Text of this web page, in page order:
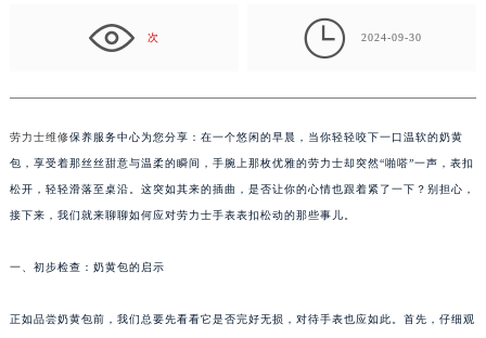
次  2024-09-30
劳力士维修保养服务中心为您分享：在一个悠闲的早晨，当你轻轻咬下一口温软的奶黄
包，享受着那丝丝甜意与温柔的瞬间，手腕上那枚优雅的劳力士却突然“啪嗒”一声，表扣
松开，轻轻滑落至桌沿。这突如其来的插曲，是否让你的心情也跟着紧了一下？别担心，
接下来，我们就来聊聊如何应对劳力士手表表扣松动的那些事儿。
一、初步检查：奶黄包的启示
正如品尝奶黄包前，我们总要先看看它是否完好无损，对待手表也应如此。首先，仔细观